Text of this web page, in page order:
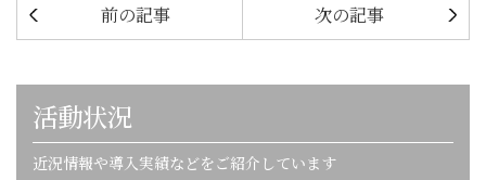
前の記事 次の記事
活動状況
近況情報や導入実績などをご紹介しています